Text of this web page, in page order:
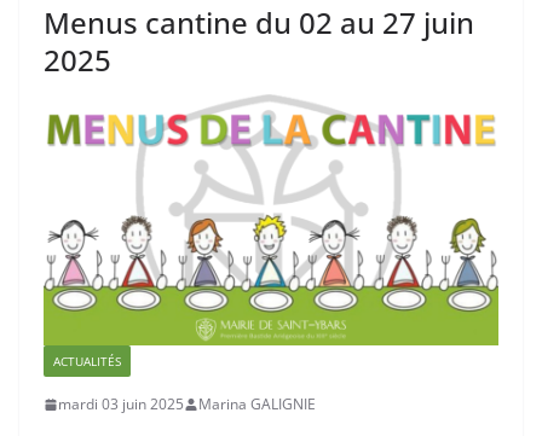
Menus cantine du 02 au 27 juin
2025
ACTUALITÉS
mardi 03 juin 2025 Marina GALIGNIE